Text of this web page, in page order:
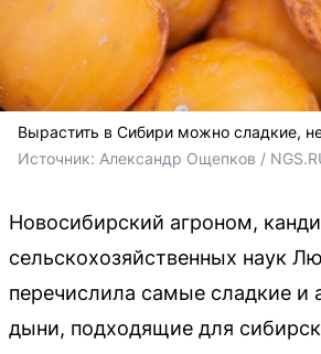
Вырастить в Сибири можно сладкие,
Источник: Александр Ощепков /
Новосибирский агроном,
сельскохозяйственных наук
перечислила самые сладкие и
дыни, подходящие для